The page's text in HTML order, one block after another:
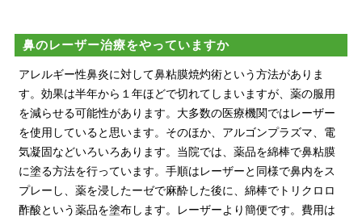
鼻のレーザー治療をやっていますか
アレルギー性鼻炎に対して鼻粘膜焼灼術という方法がありま
す。効果は半年から１年ほどで切れてしまいますが、薬の服用
を減らせる可能性があります。大多数の医療機関ではレーザー
を使用していると思います。そのほか、アルゴンプラズマ、電
気凝固などいろいろあります。当院では、薬品を綿棒で鼻粘膜
に塗る方法を行っています。手順はレーザーと同様で鼻内をス
プレーし、薬を浸したーゼで麻酔した後に、綿棒でトリクロロ
酢酸という薬品を塗布します。レーザーより簡便です。費用は